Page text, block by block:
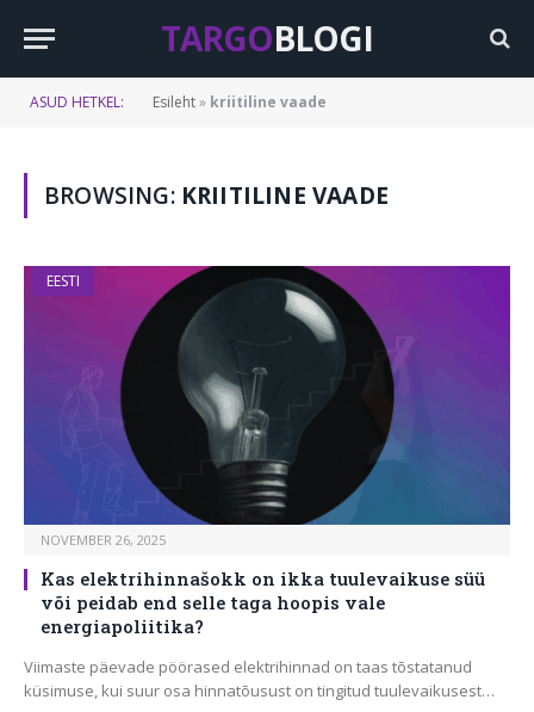
TARGOBLOGI
ASUD HETKEL: Esileht» kriitiline vaade
BROWSING: KRIITILINE VAADE
EESTI
NOVEMBER 26, 2025
Kas elektrihinnašokk on ikka tuulevaikuse süü
või peidab end selle taga hoopis vale
energiapoliitika?
Viimaste päevade pöörased elektrihinnad on taas tõstatanud
küsimuse, kui suur osa hinnatõusust on tingitud tuulevaikusest…